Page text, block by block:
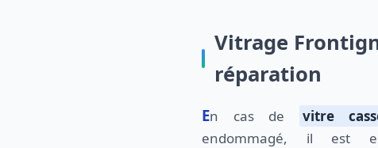
Vitrage
réparation
En cas de vitre
endommagé, il est